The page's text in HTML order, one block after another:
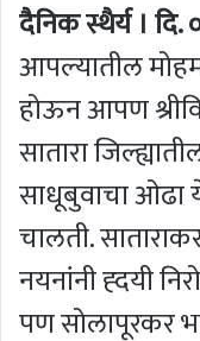
दैनिक स्थैर्य ।
आपल्यातील
होऊन आपण
सातारा
साधूबुवाचा ओढा
चालती.
नयनांनी ह्दयी
पण सोलापूरकर